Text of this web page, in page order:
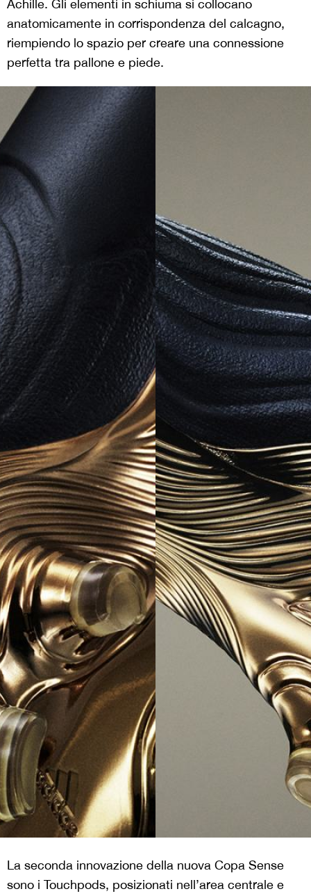
Achille. Gli elementi in schiuma si collocano
anatomicamente in corrispondenza del calcagno,
riempiendo lo spazio per creare una connessione
perfetta tra pallone e piede.
La seconda innovazione della nuova Copa Sense
sono i Touchpods, posizionati nell’area centrale e